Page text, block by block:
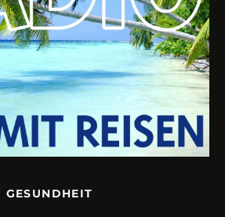
GESUNDHEIT